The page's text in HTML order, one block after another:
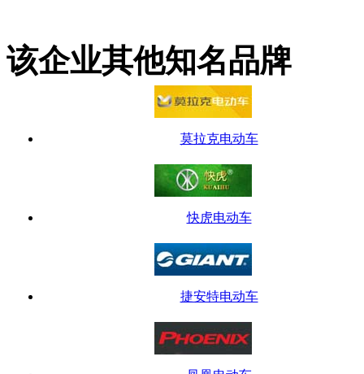
该企业其他知名品牌
莫拉克电动车
快虎电动车
捷安特电动车